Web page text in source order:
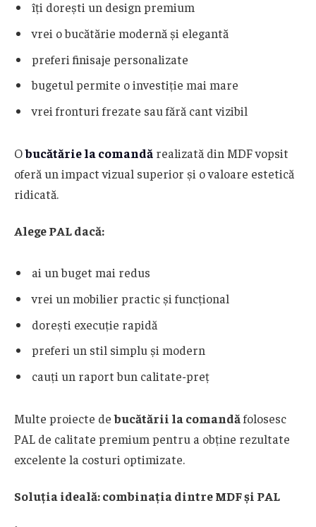
îți dorești un design premium
vrei o bucătărie modernă și elegantă
preferi finisaje personalizate
bugetul permite o investiție mai mare
vrei fronturi frezate sau fără cant vizibil
Obucătărie la comandă realizată din MDF vopsit
oferă un impact vizual superior și o valoare estetică
ridicată.
Alege PAL dacă:
ai un buget mai redus
vrei un mobilier practic și funcțional
dorești execuție rapidă
preferi un stil simplu și modern
cauți un raport bun calitate-preț
Multe proiecte debucătării la comandăfolosesc
PAL de calitate premium pentru a obține rezultate
excelente la costuri optimizate.
Soluția ideală: combinația dintre MDF și PAL